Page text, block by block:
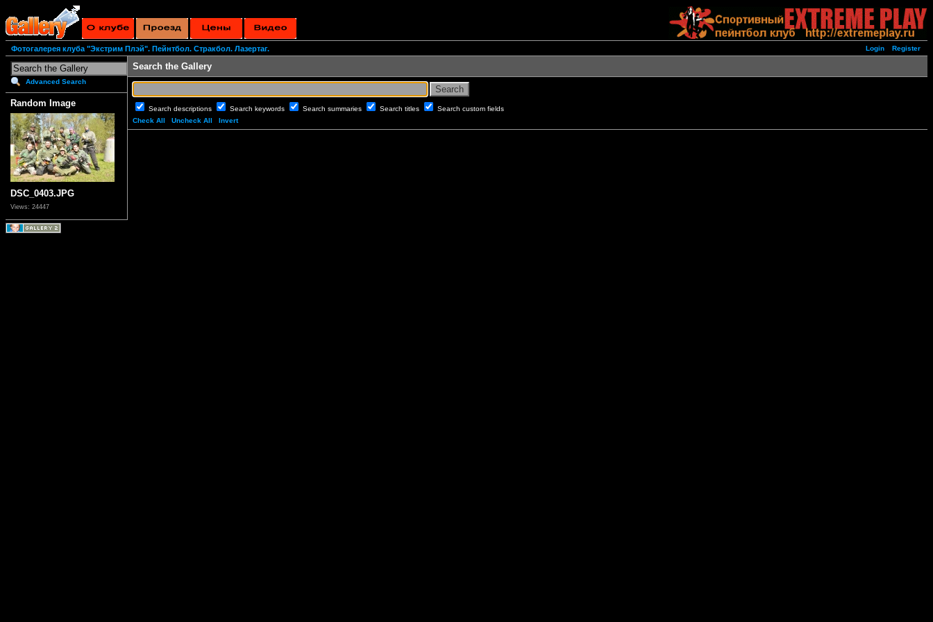
Login Register
Фотогалерея клуба "Экстрим Плэй". Пейнтбол. Стракбол. Лазертаг.
Advanced Search
Random Image
DSC_0403.JPG
Views: 24447
Search the Gallery
Search descriptions Search keywords Search summaries Search titles
Search custom fields
Check All
Uncheck All Invert